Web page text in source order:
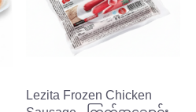
Lezita Frozen Chicken